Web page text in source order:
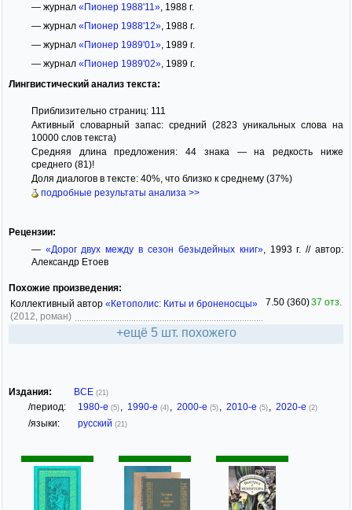
— журнал «Пионер 1988'11», 1988 г.
— журнал «Пионер 1988'12», 1988 г.
— журнал «Пионер 1989'01», 1989 г.
— журнал «Пионер 1989'02», 1989 г.
Лингвистический анализ текста:
Приблизительно страниц: 111
Активный словарный запас: средний (2823 уникальных слова на
10000 слов текста)
Средняя длина предложения: 44 знака — на редкость ниже
среднего (81)!
Доля диалогов в тексте: 40%, что близко к среднему (37%)
подробные результаты анализа >>
Рецензии:
— «Дорог двух между в сезон безыдейных книг», 1993 г. // автор:
Александр Етоев
Похожие произведения:
Коллективный автор «Кетополис: Киты и броненосцы»
(2012, роман)
7.50 (360)37 отз.
+ещё 5 шт. похожего
Издания: ВСЕ (21)
/период: 1980-е (5) , 1990-е (4) , 2000-е (5) , 2010-е (5) , 2020-е (2)
/языки: русский (21)